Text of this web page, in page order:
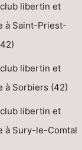
libertin et
à Saint-Priest-
libertin et
à Sorbiers (42)
libertin et
à Sury-le-Comtal